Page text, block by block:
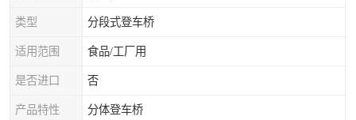
类型 分段式登车桥
适用范围 食品/工厂用
是否进口 否
产品特性 分体登车桥